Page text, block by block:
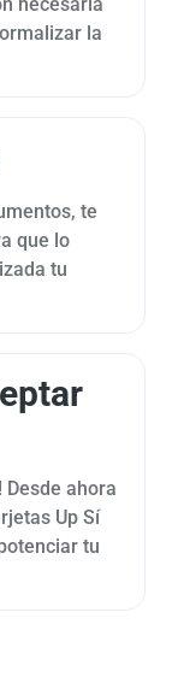
la
te
que lo
tu
Desde ahora
Up Sí
tu